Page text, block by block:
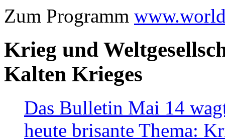
Zum Programm
Krieg und
Kalten Krieges
Das Bulletin Mai 14
heute brisante Thema: